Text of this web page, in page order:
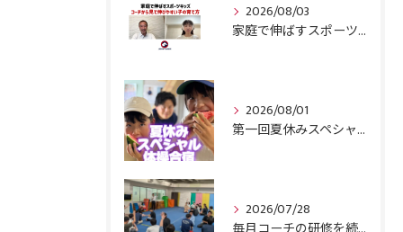
2026/08/03
家庭で伸ばすスポーツキッズ『コーチから見て伸びやすい子』の育て方
2026/08/01
第一回夏休みスペシャル体操合宿終了！
2026/07/28